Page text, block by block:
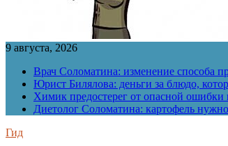
9 августа, 2026
Врач Соломатина: изменение способа
Юрист Билялова: деньги за блюдо,
Химик предостерег от опасной
Диетолог Соломатина: картофель
Гид